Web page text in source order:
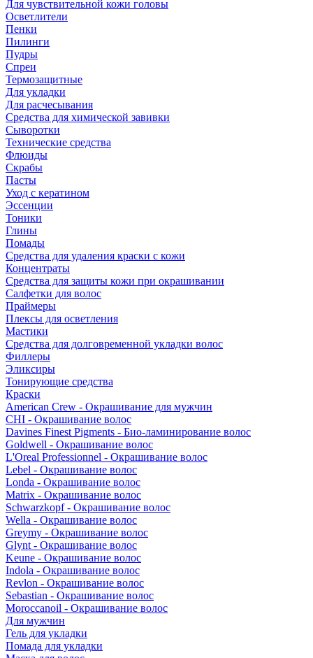
Для чувствительной кожи головы
Осветлители
Пенки
Пилинги
Пудры
Спреи
Термозащитные
Для укладки
Для расчесывания
Средства для химической завивки
Сыворотки
Технические средства
Флюиды
Скрабы
Пасты
Уход с кератином
Эссенции
Тоники
Глины
Помады
Средства для удаления краски с кожи
Концентраты
Средства для защиты кожи при окрашивании
Салфетки для волос
Праймеры
Плексы для осветления
Мастики
Средства для долговременной укладки волос
Филлеры
Эликсиры
Тонирующие средства
Краски
American Crew - Окрашивание для мужчин
CHI - Окрашивание волос
Davines Finest Pigments - Био-ламинирование волос
Goldwell - Окрашивание волос
L'Oreal Professionnel - Окрашивание волос
Lebel - Окрашивание волос
Londa - Окрашивание волос
Matrix - Окрашивание волос
Schwarzkopf - Окрашивание волос
Wella - Окрашивание волос
Greymy - Окрашивание волос
Glynt - Окрашивание волос
Keune - Окрашивание волос
Indola - Окрашивание волос
Revlon - Окрашивание волос
Sebastian - Окрашивание волос
Moroccanoil - Окрашивание волос
Для мужчин
Гель для укладки
Помада для укладки